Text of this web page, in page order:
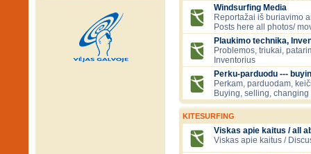
Windsurfing Media
Reportažai iš buriavimo
Posts here all photos/
Plaukimo technika,
Problemos, triukai,
Inventorius
Perku-parduodu ---
Perkam, parduodam,
Buying, selling,
KITESURFING
Viskas apie kaitus / all
Viskas apie kaitus /